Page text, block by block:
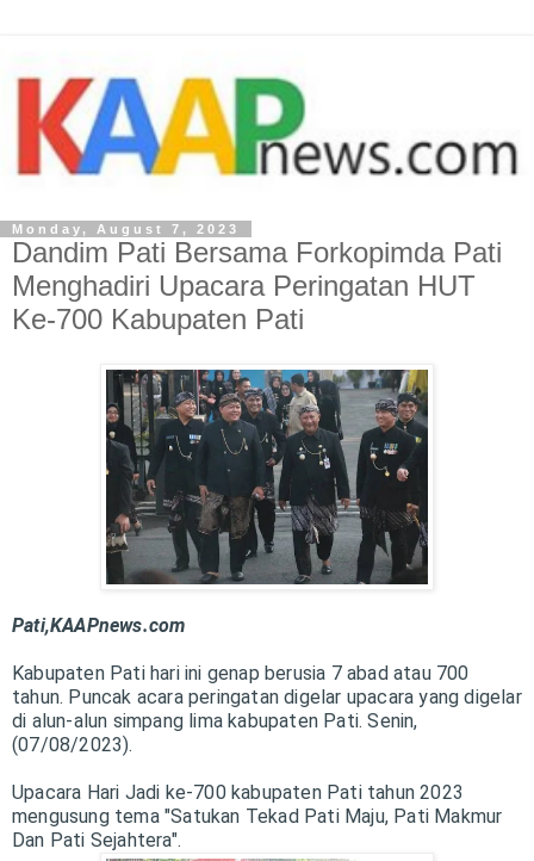
Monday, August 7, 2023
Dandim Pati Bersama Forkopimda Pati
Menghadiri Upacara Peringatan HUT
Ke-700 Kabupaten Pati
Pati,KAAPnews.com
Kabupaten Pati hari ini genap berusia 7 abad atau 700
tahun. Puncak acara peringatan digelar upacara yang digelar
di alun-alun simpang lima kabupaten Pati. Senin,
(07/08/2023).
Upacara Hari Jadi ke-700 kabupaten Pati tahun 2023
mengusung tema "Satukan Tekad Pati Maju, Pati Makmur
Dan Pati Sejahtera".